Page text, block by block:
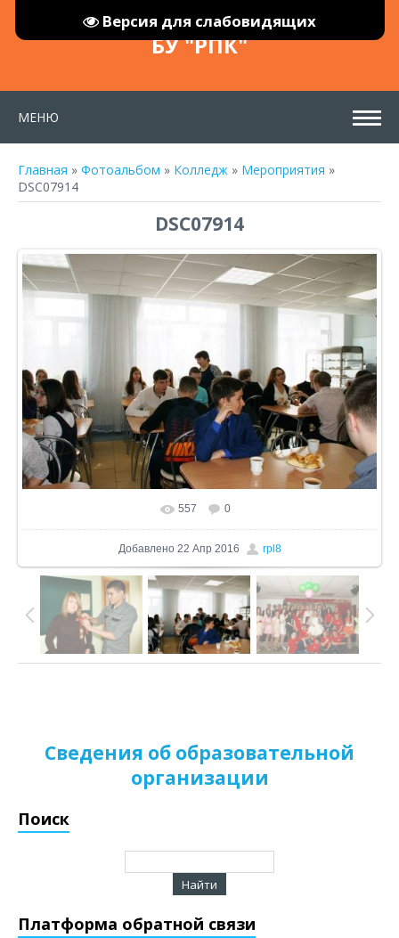
Версия для слабовидящих
БУ "РПК"
МЕНЮ
Главная » Фотоальбом » Колледж » Мероприятия »
DSC07914
DSC07914
В реальном размере 1024x680
557 0
Добавлено22 Апр 2016 rpl8
Сведения об образовательной
организации
Поиск
Платформа обратной связи